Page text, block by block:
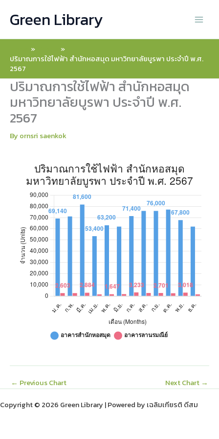
Green Library
ปริมาณการใช้ไฟฟ้า สำนักหอสมุด มหาวิทยาลัยบูรพา ประจำปี พ.ศ.
2567
ปริมาณการใช้ไฟฟ้า สำนักหอสมุด
มหาวิทยาลัยบูรพา ประจำปี พ.ศ.
2567
By ornsri saenkok
ม.ค. 69,140 2,603
ก.พ. 71,000 2,566
มี.ค. 81,600 2,884
เม.ย.
62,000 1,706
ก.ค. 71,400 3,233
ส.ค. 76,000 2,752
ก.ย. 76,000 2,701
ต.ค. 77,200 2,536
พ.ย. 67,800 3,018
62,000 1,492
← Previous Chart Next Chart →
Copyright © 2026 Green Library | Powered by เฉลิมเกียรติ ดีสม